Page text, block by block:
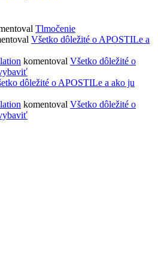
Tlmočenie
Všetko dôležité o APOSTILe a
komentoval Všetko dôležité o
dôležité o APOSTILe a ako ju
komentoval Všetko dôležité o